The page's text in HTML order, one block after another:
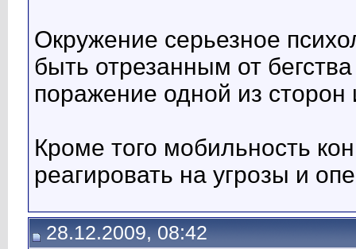
Окружение серьезное
быть отрезанным от
поражение одной из сторон
Кроме того мобильность
реагировать на угрозы и
28.12.2009, 08:42